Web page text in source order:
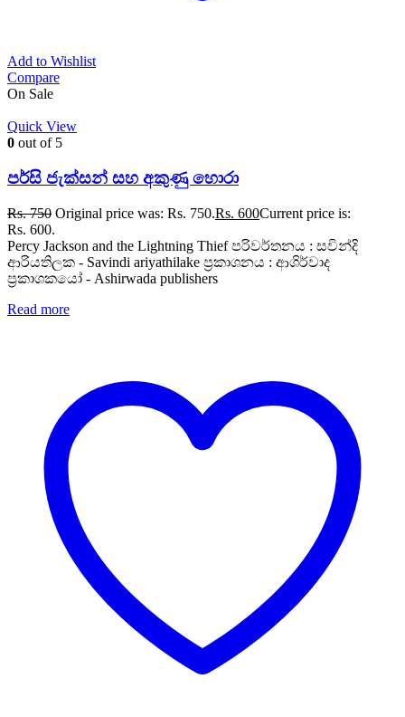
Add to Wishlist
Compare
On Sale
Quick View
0 out of 5
පර්සි ජැක්සන් සහ අකුණු හොරා
Rs.750 Original price was: Rs. 750.Rs. 600Current price is:
Rs. 600.
Percy Jackson and the Lightning Thief පරිවර්තනය : සවින්දි
ආරියතිලක - Savindi ariyathilake ප්‍රකාශනය : ආශිර්වාද
ප්‍රකාශකයෝ - Ashirwada publishers
Read more